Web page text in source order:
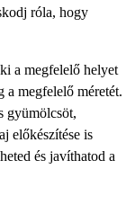
róla, hogy
a megfelelő helyet
a megfelelő méretét.
gyümölcsöt,
előkészítése is
és javíthatod a